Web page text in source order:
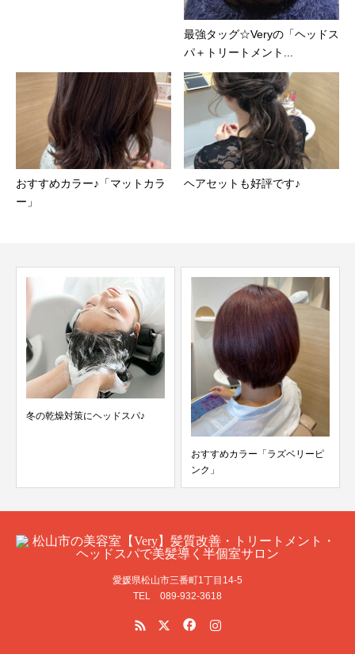
最強タッグ☆Veryの「ヘッドス
パ＋トリートメント...
おすすめカラー♪「マットカラ
ー」
ヘアセットも好評です♪
冬の乾燥対策にヘッドスパ♪
おすすめカラー「ラズベリーピ
ンク」
愛媛県松山市三番町1丁目14-5
TEL 089-932-3618